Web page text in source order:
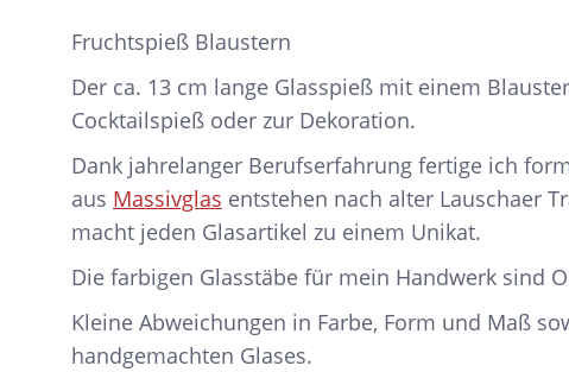
Fruchtspieß Blaustern
Der ca. 13 cm lange Glasspieß mit einem
Cocktailspieß oder zur Dekoration.
Dank jahrelanger Berufserfahrung fertige ich
aus Massivglas entstehen nach alter Lauschaer
macht jeden Glasartikel zu einem Unikat.
Die farbigen Glasstäbe für mein Handwerk sind
Kleine Abweichungen in Farbe, Form und Maß
handgemachten Glases.